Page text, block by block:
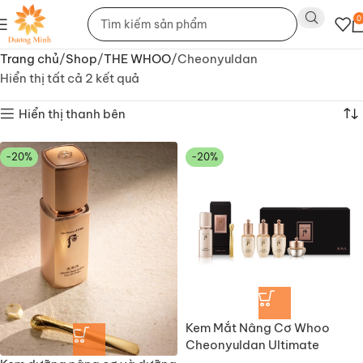
0
Trang chủ Shop THE WHOO Cheonyuldan
Hiển thị tất cả 2 kết quả
Hiển thị thanh bên
-20% -20%
Kem Mắt Nâng Cơ Whoo
Cheonyuldan Ultimate